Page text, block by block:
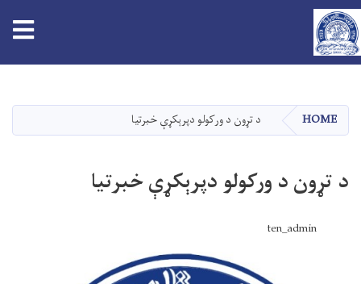
main
content
HOME د تړون د ورکولو دپرېکړې خبرتیا
د تړون د ورکولو دپرېکړې خبرتیا
ten_admin